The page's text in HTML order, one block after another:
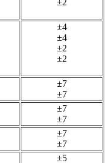
±2
±4
±4
±2
±2
±7
±7
±7
±7
±7
±7
±5